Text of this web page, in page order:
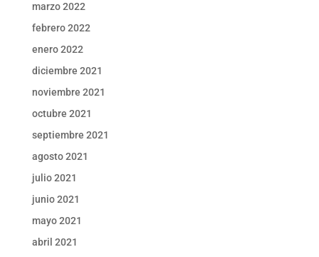
marzo 2022
febrero 2022
enero 2022
diciembre 2021
noviembre 2021
octubre 2021
septiembre 2021
agosto 2021
julio 2021
junio 2021
mayo 2021
abril 2021